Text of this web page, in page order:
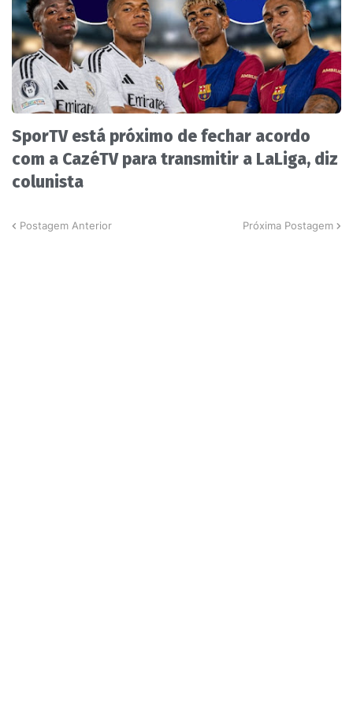
SporTV está próximo de fechar acordo
com a CazéTV para transmitir a LaLiga, diz
colunista
Postagem Anterior Próxima Postagem